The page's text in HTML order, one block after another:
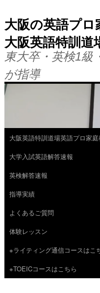
大阪の英語プロ
大阪英語特訓道
東大卒・英検1級
が指導
コ
ン
テ
ン
ツ
へ
ス
キ
大阪英語特訓道場英語プロ家
大学入試英語解答速報
英検解答速報
指導実績
よくあるご質問
体験レッスン
※ライティング通信コースはこ
※TOEICコースはこ